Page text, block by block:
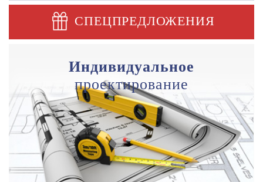
СПЕЦПРЕДЛОЖЕНИЯ
Индивидуальное
проектирование